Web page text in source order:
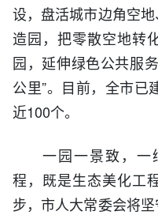
设，盘活城市边角空
造园，把零散空地转
园，延伸绿色公共服
公里”。目前，全市已
近100个。
一园一景致，一
程，既是生态美化工
步，市人大常委会将